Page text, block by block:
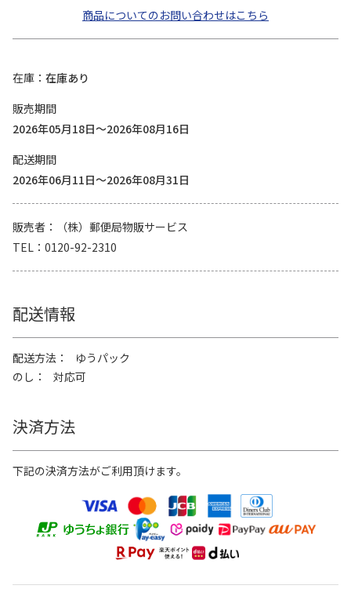
商品についてのお問い合わせはこちら
在庫
在庫あり
販売期間
2026年05月18日～2026年08月16日
配送期間
2026年06月11日～2026年08月31日
販売者
（株）郵便局物販サービス
TEL
0120-92-2310
配送情報
配送方法
ゆうパック
のし
対応可
決済方法
下記の決済方法がご利用頂けます。